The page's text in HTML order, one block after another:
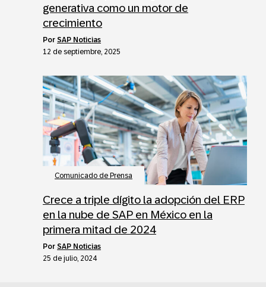
generativa como un motor de
crecimiento
por SAP Noticias
12 de septiembre, 2025
Comunicado de Prensa
Crece a triple dígito la adopción del ERP
en la nube de SAP en México en la
primera mitad de 2024
por SAP Noticias
25 de julio, 2024